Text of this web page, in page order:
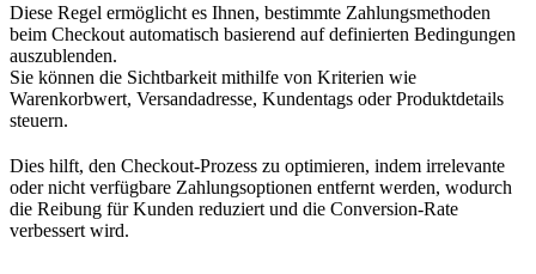
Diese Regel ermöglicht es Ihnen, bestimmte Zahlungsmethoden
beim Checkout automatisch basierend auf definierten Bedingungen
auszublenden.
Sie können die Sichtbarkeit mithilfe von Kriterien wie
Warenkorbwert, Versandadresse, Kundentags oder Produktdetails
steuern.
Dies hilft, den Checkout-Prozess zu optimieren, indem irrelevante
oder nicht verfügbare Zahlungsoptionen entfernt werden, wodurch
die Reibung für Kunden reduziert und die Conversion-Rate
verbessert wird.